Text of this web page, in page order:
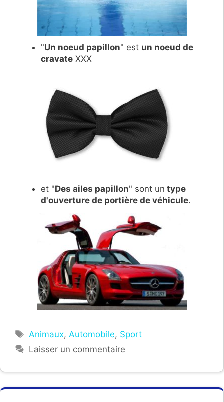
"Un noeud papillon" est un noeud de
cravate XXX
et "Des ailes papillon" sont un type
d'ouverture de portière de véhicule.
Étiquettes
Animaux, Automobile, Sport
Laisser un commentaire